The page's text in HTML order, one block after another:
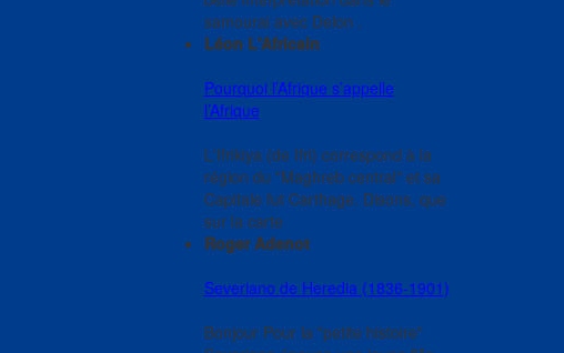
samourai avec Delon .
Léon L'Africain
Pourquoi l’Afrique s’appelle
l’Afrique
L'Ifrikiya (de Ifri) correspond à la
région du "Maghreb central" et sa
Capitale fut Carthage. Disons, que
sur la carte
Roger Adenot
Severiano de Heredia (1836-1901)
Bonjour Pour la "petite histoire"